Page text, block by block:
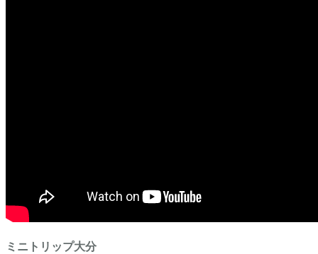
ミニトリップ大分